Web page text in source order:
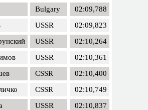
Bulgary
02:09,788
USSR
02:09,823
USSR
02:10,264
USSR
02:10,361
CSSR
02:10,400
CSSR
02:10,749
USSR
02:10,837